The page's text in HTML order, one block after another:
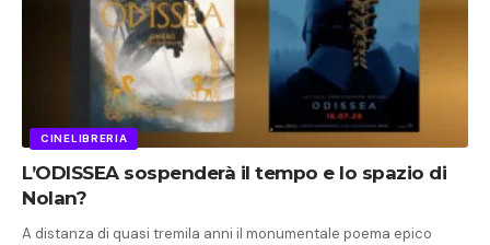
CINELIBRERIA
L’ODISSEA sospenderà il tempo e lo spazio di
Nolan?
A distanza di quasi tremila anni il monumentale poema epico